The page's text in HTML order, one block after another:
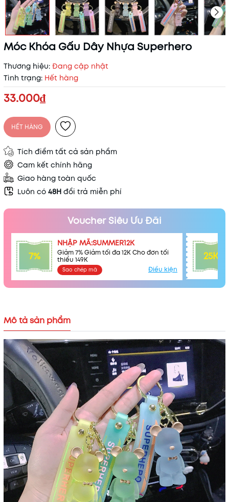
Móc Khóa Gấu Dây Nhựa Superhero
Thương hiệu: Đang cập nhật
Tình trạng: Hết hàng
33.000₫
HẾT HÀNG
Tích điểm tất cả sản phẩm
Cam kết chính hãng
Giao hàng toàn quốc
Luôn có 48H đổi trả miễn phí
Voucher Siêu Ưu Đãi
7%
NHẬP MÃ:SUMMER12K
Giảm 7% Giảm tối đa 12K Cho đơn tối
thiểu 149K
Sao chép mã Điều kiện
25K
Mô tả sản phẩm